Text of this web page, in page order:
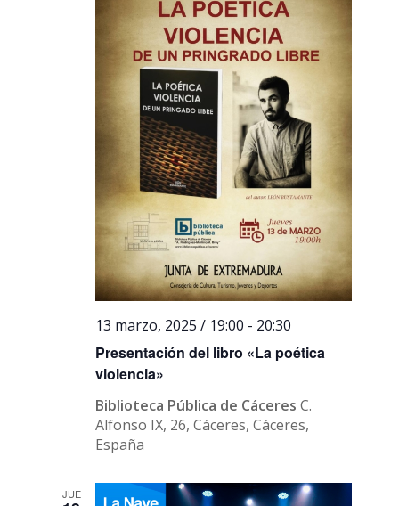
Presentación del libro «La poética
violencia»
13 marzo, 2025 / 19:00 - 20:30
Biblioteca Pública de CáceresC.
Alfonso IX, 26, Cáceres, Cáceres,
España
JUE